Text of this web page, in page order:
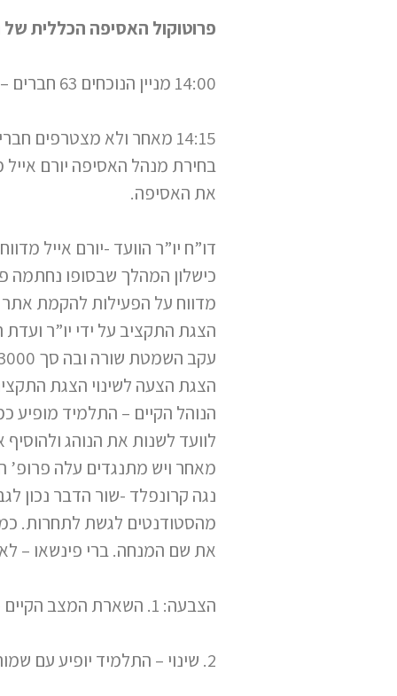
פרוטוקול האסיפה הכללית של
14:00 מניין הנוכחים 63 חברים – מחכים למשתתפים נוספים
14:15 מאחר ולא מצטרפים חברים נוספים פותח יו”ר הוועד יורם אייל את האסיפה
בחירת מנהל האסיפה יורם אייל
את האסיפה.
דו”ח יו”ר הוועד -יורם אייל
כישלון המהלך שבסופו
מדווח על הפעילות להקמת
הצגת התקציב על ידי יו”ר
עקב השמטת שורה ובה סך 3000 ₪ הוצאה למודעת אבל על מותו של פרופ’ ה. מנדלסון.
הצגת הצעה לשינוי הצגת
הנוהל הקיים – התלמיד
לוועד לשנות את הנוהג
מאחר ויש מתנגדים עלה
נגה קרונפלד -שור הדבר נכון
מהסטודנטים לגשת לתחרות.
את שם המנחה. ברי פינשאו –
הצבעה: 1. השארת המצב הקיים – שם התלמיד בלבד (בעד 5)
2. שינוי – התלמיד יופיע עם שמות המנחים יחד (14)